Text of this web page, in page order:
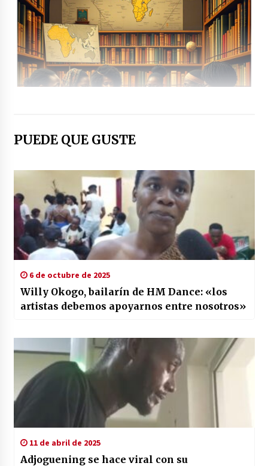
PUEDE QUE GUSTE
6 de octubre de 2025
Willy Okogo, bailarín de HM Dance: «los
artistas debemos apoyarnos entre nosotros»
11 de abril de 2025
Adjoguening se hace viral con su